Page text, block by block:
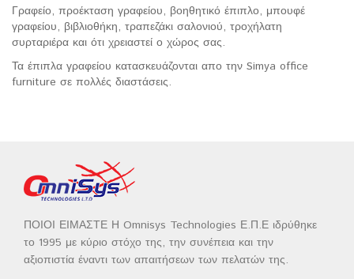
Γραφείο, προέκταση γραφείου, βοηθητικό έπιπλο, μπουφέ
γραφείου, βιβλιοθήκη, τραπεζάκι σαλονιού, τροχήλατη
συρταριέρα και ότι χρειαστεί ο χώρος σας.
Τα έπιπλα γραφείου κατασκευάζονται απο την Simya office
furniture σε πολλές διαστάσεις.
ΠΟΙΟΙ ΕΙΜΑΣΤΕ Η Omnisys Technologies Ε.Π.Ε ιδρύθηκε
το 1995 με κύριο στόχο της, την συνέπεια και την
αξιοπιστία έναντι των απαιτήσεων των πελατών της.